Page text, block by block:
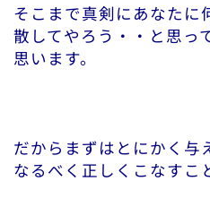
そこまで真剣にあなたに
散してやろう・・と思っ
思います。
だからまずはとにかく与
なるべく正しくこなすこ